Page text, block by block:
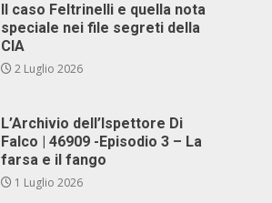
Il caso Feltrinelli e quella nota
speciale nei file segreti della
CIA
2 Luglio 2026
L’Archivio dell’Ispettore Di
Falco | 46909 -Episodio 3 – La
farsa e il fango
1 Luglio 2026